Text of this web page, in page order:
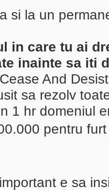
si la un
in care tu ai
inainte sa iti
And
sa rezolv
1 hr domeniul
pentru
e sa